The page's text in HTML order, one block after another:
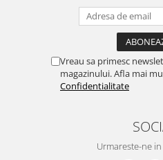
Vreau sa primesc
magazinului. Afla mai
Confidentialitate
Urmareste-ne